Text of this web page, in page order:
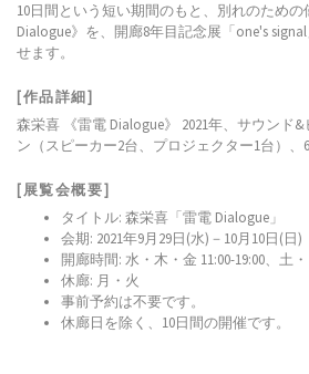
10日間という短い期間のもと、別れのため
Dialogue》を、開廊8年目記念展「one's
せます。
[作品詳細]
森栄喜 《雷電 Dialogue》 2021年、サウンド
ン（スピーカー2台、プロジェクター1台）、6
[展覧会概要]
タイトル: 森栄喜「雷電 Dialogue」
会期: 2021年9月29日(水)－10月10日(日)
開廊時間: 水・木・金 11:00-19:00、土・
休廊: 月・火
事前予約は不要です。
休廊日を除く、10日間の開催です。